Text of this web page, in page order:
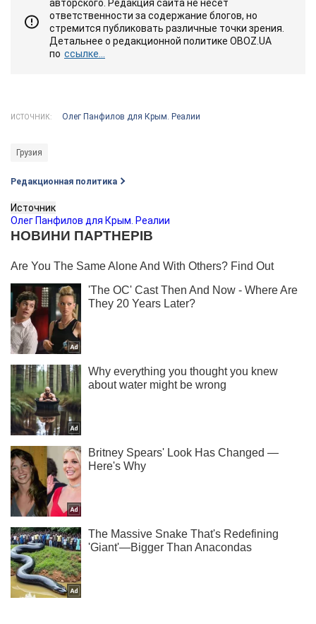
авторского. Редакция сайта не несет
ответственности за содержание блогов, но
стремится публиковать различные точки зрения.
Детальнее о редакционной политике OBOZ.UA
по ссылке...
ИСТОЧНИК: Олег Панфилов для Крым. Реалии
Грузия
Редакционная политика
Источник
Олег Панфилов для Крым. Реалии